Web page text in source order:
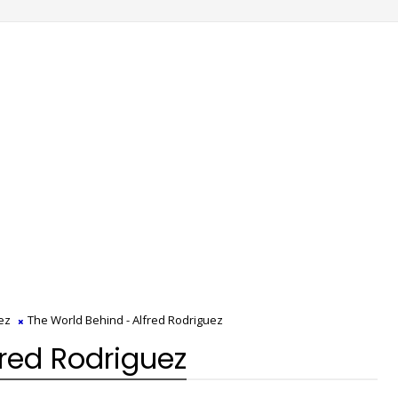
The World Behind - Alfred Rodriguez
Rodriguez